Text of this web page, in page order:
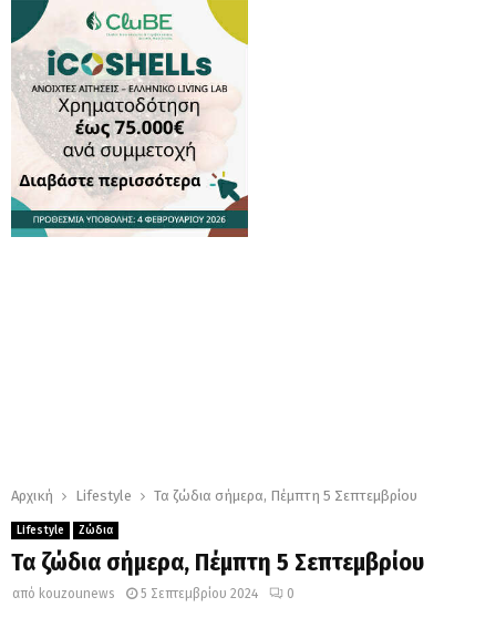
Αρχική Lifestyle Τα ζώδια σήμερα, Πέμπτη 5 Σεπτεμβρίου
Lifestyle Ζώδια
Τα ζώδια σήμερα, Πέμπτη 5 Σεπτεμβρίου
από kouzounews 5 Σεπτεμβρίου 2024 0